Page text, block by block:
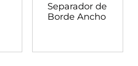
Separador de
Borde Ancho